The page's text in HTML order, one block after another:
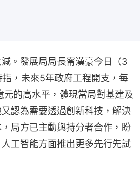
。發展局局長甯漢豪今日（3
，未來5年政府工程開支，每
的高水平，體現當局對基建及
認為需要透過創新科技，解決
局方已主動與持分者合作，盼
工智能方面推出更多先行先試